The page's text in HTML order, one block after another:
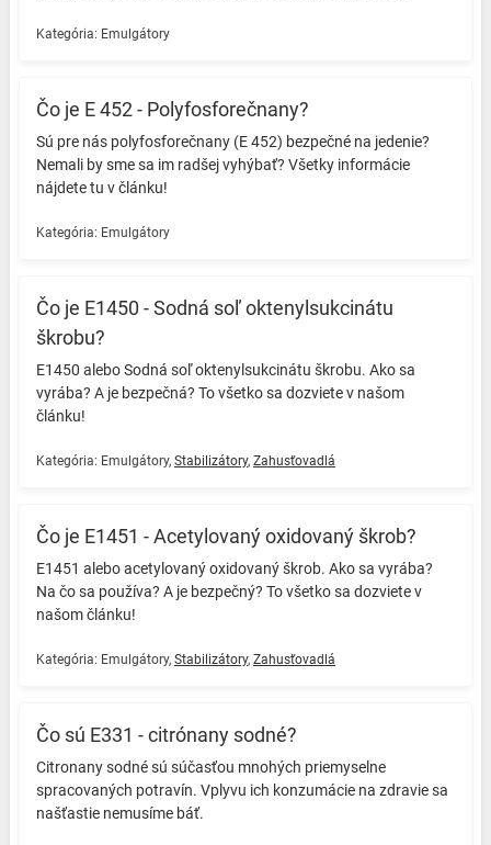
Kategória: Emulgátory
Čo je E 452 - Polyfosforečnany?
Sú pre nás polyfosforečnany (E 452) bezpečné na jedenie?
Nemali by sme sa im radšej vyhýbať? Všetky informácie
nájdete tu v článku! ️
Kategória: Emulgátory
Čo je E1450 - Sodná soľ oktenylsukcinátu
škrobu?
E1450 alebo Sodná soľ oktenylsukcinátu škrobu. Ako sa
vyrába? A je bezpečná? To všetko sa dozviete v našom
článku! ️
Kategória: Emulgátory, Stabilizátory, Zahusťovadlá
Čo je E1451 - Acetylovaný oxidovaný škrob?
E1451 alebo acetylovaný oxidovaný škrob. Ako sa vyrába?
Na čo sa používa? A je bezpečný? To všetko sa dozviete v
našom článku! ️
Kategória: Emulgátory, Stabilizátory, Zahusťovadlá
Čo sú E331 - citrónany sodné?
Citronany sodné sú súčasťou mnohých priemyselne
spracovaných potravín. Vplyvu ich konzumácie na zdravie sa
našťastie nemusíme báť. ️